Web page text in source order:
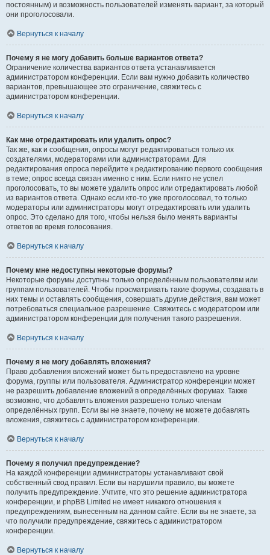
постоянным) и возможность пользователей изменять вариант, за который
они проголосовали.
Вернуться к началу
Почему я не могу добавить больше вариантов ответа?
Ограничение количества вариантов ответа устанавливается
администратором конференции. Если вам нужно добавить количество
вариантов, превышающее это ограничение, свяжитесь с
администратором конференции.
Вернуться к началу
Как мне отредактировать или удалить опрос?
Так же, как и сообщения, опросы могут редактироваться только их
создателями, модераторами или администраторами. Для
редактирования опроса перейдите к редактированию первого сообщения
в теме; опрос всегда связан именно с ним. Если никто не успел
проголосовать, то вы можете удалить опрос или отредактировать любой
из вариантов ответа. Однако если кто-то уже проголосовал, то только
модераторы или администраторы могут отредактировать или удалить
опрос. Это сделано для того, чтобы нельзя было менять варианты
ответов во время голосования.
Вернуться к началу
Почему мне недоступны некоторые форумы?
Некоторые форумы доступны только определённым пользователям или
группам пользователей. Чтобы просматривать такие форумы, создавать в
них темы и оставлять сообщения, совершать другие действия, вам может
потребоваться специальное разрешение. Свяжитесь с модератором или
администратором конференции для получения такого разрешения.
Вернуться к началу
Почему я не могу добавлять вложения?
Право добавления вложений может быть предоставлено на уровне
форума, группы или пользователя. Администратор конференции может
не разрешить добавление вложений в определённых форумах. Также
возможно, что добавлять вложения разрешено только членам
определённых групп. Если вы не знаете, почему не можете добавлять
вложения, свяжитесь с администратором конференции.
Вернуться к началу
Почему я получил предупреждение?
На каждой конференции администраторы устанавливают свой
собственный свод правил. Если вы нарушили правило, вы можете
получить предупреждение. Учтите, что это решение администратора
конференции, и phpBB Limited не имеет никакого отношения к
предупреждениям, вынесенным на данном сайте. Если вы не знаете, за
что получили предупреждение, свяжитесь с администратором
конференции.
Вернуться к началу